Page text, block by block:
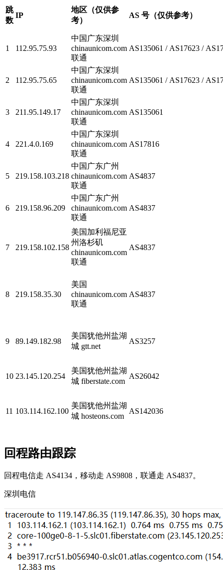
跳
数
IP
地区（仅供参
考）
AS 号（仅供参考）
1 112.95.75.93
中国广东深圳
chinaunicom.com
联通
AS135061 / AS17623 /
2 112.95.75.65
中国广东深圳
chinaunicom.com
联通
AS135061 / AS17623 /
3 211.95.149.17
中国广东深圳
chinaunicom.com
联通
AS135061
4 221.4.0.169
中国广东深圳
chinaunicom.com
联通
AS17816
5 219.158.103.218
中国广东广州
chinaunicom.com
联通
AS4837
6 219.158.96.209
中国广东广州
chinaunicom.com
联通
AS4837
7 219.158.102.158
美国加利福尼亚
州洛杉矶
chinaunicom.com
联通
AS4837
8 219.158.35.30
美国
chinaunicom.com
联通
AS4837
9 89.149.182.98
美国犹他州盐湖
城 gtt.net
AS3257
10 23.145.120.254
美国犹他州盐湖
城 fiberstate.com
AS26042
11 103.114.162.100
美国犹他州盐湖
城 hosteons.com
AS142036
回程路由跟踪
回程电信走 AS4134，移动走 AS9808，联通走 AS4837。
深圳电信